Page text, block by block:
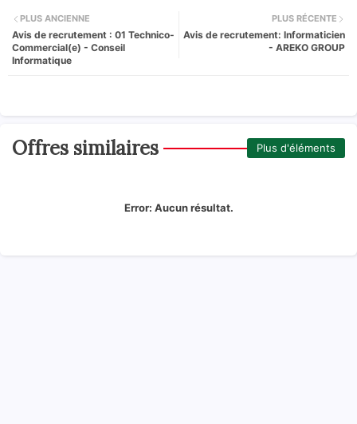
PLUS RÉCENTE
Avis de recrutement: Informaticien
- AREKO GROUP
PLUS ANCIENNE
Avis de recrutement : 01 Technico-
Commercial(e) - Conseil
Informatique
Offres similaires Plus d'éléments
Error: Aucun résultat.